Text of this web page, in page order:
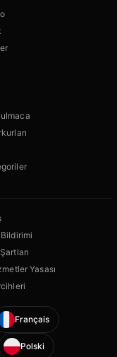
Bildirimi
Yasası
Français
Polski